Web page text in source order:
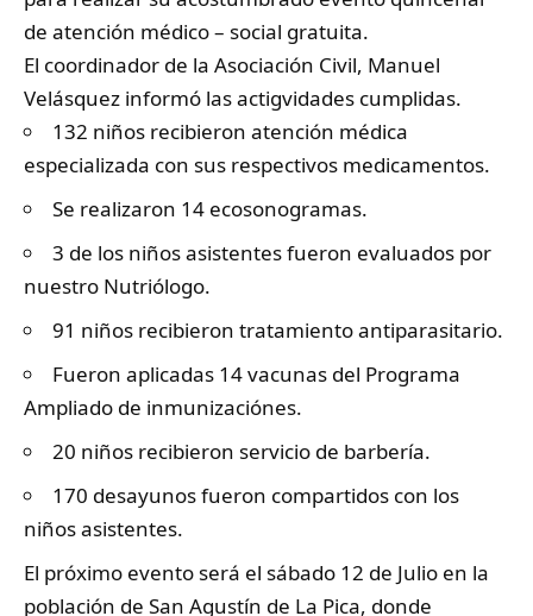
de atención médico – social gratuita.
El coordinador de la Asociación Civil, Manuel
Velásquez informó las actigvidades cumplidas.
132 niños recibieron atención médica
especializada con sus respectivos medicamentos.
Se realizaron 14 ecosonogramas.
3 de los niños asistentes fueron evaluados por
nuestro Nutriólogo.
91 niños recibieron tratamiento antiparasitario.
Fueron aplicadas 14 vacunas del Programa
Ampliado de inmunizaciónes.
20 niños recibieron servicio de barbería.
170 desayunos fueron compartidos con los
niños asistentes.
El próximo evento será el sábado 12 de Julio en la
población de San Agustín de La Pica, donde